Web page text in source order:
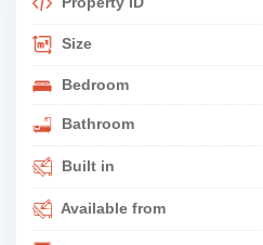
Size
Bedroom
Bathroom
Built in
Available from